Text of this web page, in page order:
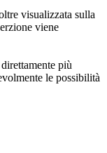
visualizzata sulla
viene
più
le possibilità